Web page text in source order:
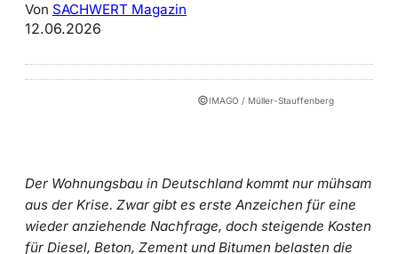
Von SACHWERT Magazin
12.06.2026
©IMAGO / Müller-Stauffenberg
Der Wohnungsbau in Deutschland kommt nur mühsam
aus der Krise. Zwar gibt es erste Anzeichen für eine
wieder anziehende Nachfrage, doch steigende Kosten
für Diesel, Beton, Zement und Bitumen belasten die